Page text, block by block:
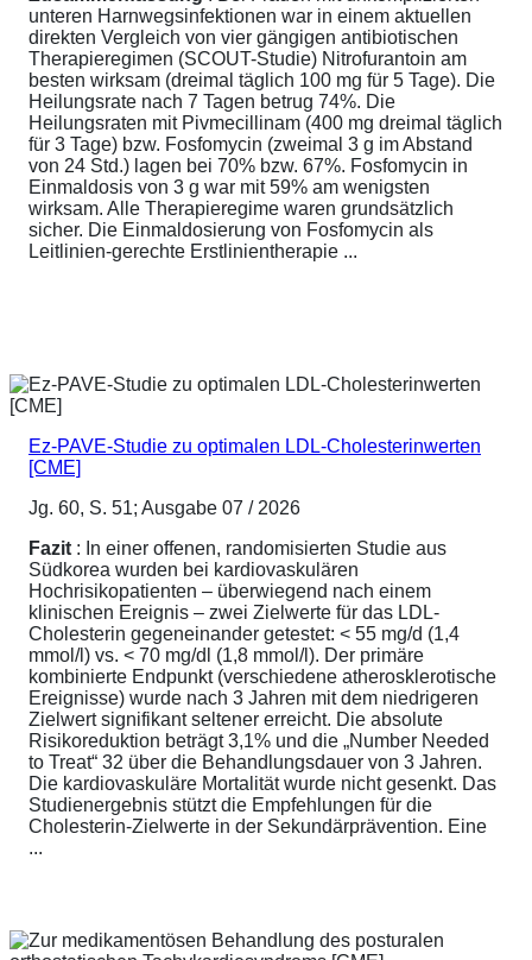
unteren Harnwegsinfektionen war in einem aktuellen
direkten Vergleich von vier gängigen antibiotischen
Therapieregimen (SCOUT-Studie) Nitrofurantoin am
besten wirksam (dreimal täglich 100 mg für 5 Tage). Die
Heilungsrate nach 7 Tagen betrug 74%. Die
Heilungsraten mit Pivmecillinam (400 mg dreimal täglich
für 3 Tage) bzw. Fosfomycin (zweimal 3 g im Abstand
von 24 Std.) lagen bei 70% bzw. 67%. Fosfomycin in
Einmaldosis von 3 g war mit 59% am wenigsten
wirksam. Alle Therapieregime waren grundsätzlich
sicher. Die Einmaldosierung von Fosfomycin als
Leitlinien-gerechte Erstlinientherapie ...
Ez-PAVE-Studie zu optimalen LDL-Cholesterinwerten
[CME]
Jg. 60, S. 51; Ausgabe 07 / 2026
Fazit : In einer offenen, randomisierten Studie aus
Südkorea wurden bei kardiovaskulären
Hochrisikopatienten – überwiegend nach einem
klinischen Ereignis – zwei Zielwerte für das LDL-
Cholesterin gegeneinander getestet: < 55 mg/d (1,4
mmol/l) vs. < 70 mg/dl (1,8 mmol/l). Der primäre
kombinierte Endpunkt (verschiedene atherosklerotische
Ereignisse) wurde nach 3 Jahren mit dem niedrigeren
Zielwert signifikant seltener erreicht. Die absolute
Risikoreduktion beträgt 3,1% und die „Number Needed
to Treat“ 32 über die Behandlungsdauer von 3 Jahren.
Die kardiovaskuläre Mortalität wurde nicht gesenkt. Das
Studienergebnis stützt die Empfehlungen für die
Cholesterin-Zielwerte in der Sekundärprävention. Eine
...